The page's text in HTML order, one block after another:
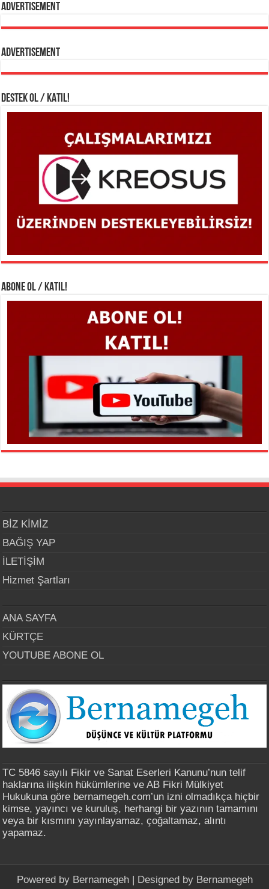
Advertisement
Advertisement
DESTEK OL / KATIL!
ABONE OL / KATIL!
BİZ KİMİZ
BAĞIŞ YAP
İLETİŞİM
Hizmet Şartları
ANA SAYFA
KÜRTÇE
YOUTUBE ABONE OL
TC 5846 sayılı Fikir ve Sanat Eserleri Kanunu’nun telif
haklarına ilişkin hükümlerine ve AB Fikri Mülkiyet
Hukukuna göre bernamegeh.com’un izni olmadıkça hiçbir
kimse, yayıncı ve kuruluş, herhangi bir yazının tamamını
veya bir kısmını yayınlayamaz, çoğaltamaz, alıntı
yapamaz.
Powered by Bernamegeh| Designed by Bernamegeh